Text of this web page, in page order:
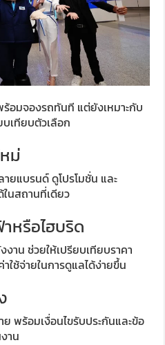
ร้อมจองรถทันที แต่ยังเหมาะกับ
เทียบตัวเลือก
ม่
ยแบรนด์ ดูโปรโมชั่น และ
ในสถานที่เดียว
หรือไฮบริด
าน ช่วยให้เปรียบเทียบราคา
าใช้จ่ายในการดูแลได้ง่ายขึ้น
พร้อมเงื่อนไขรับประกันและข้อ
าน